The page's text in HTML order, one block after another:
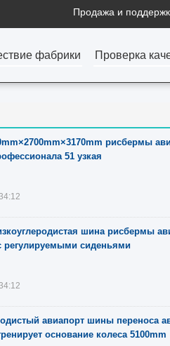
Продажа и
фабрики Проверка
рисбермы
51 узкая
шина рисбермы
регулируемыми сиденьями
авиапорт шины переноса
основание колеса 5100mm